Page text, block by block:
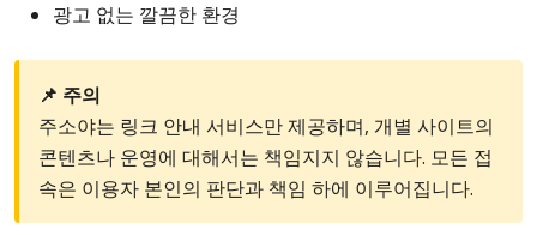
광고 없는 깔끔한 환경
📌 주의
주소야는 링크 안내 서비스만 제공하며, 개별 사이트의
콘텐츠나 운영에 대해서는 책임지지 않습니다. 모든 접
속은 이용자 본인의 판단과 책임 하에 이루어집니다.